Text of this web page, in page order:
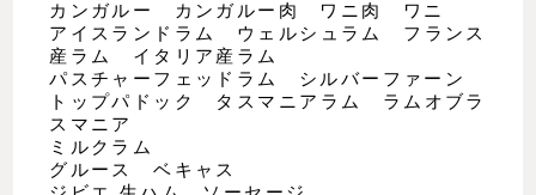
カンガルー カンガルー肉 ワニ肉 ワニ
アイスランドラム ウェルシュラム フランス
産ラム イタリア産ラム
パスチャーフェッドラム シルバーファーン
トップパドック タスマニアラム ラムオブラ
スマニア
ミルクラム
グルース ベキャス